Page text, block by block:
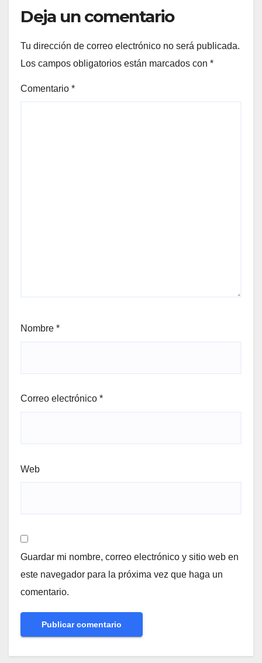
Deja un comentario
Tu dirección de correo electrónico no será publicada.
Los campos obligatorios están marcados con *
Comentario *
Nombre *
Correo electrónico *
Web
Guardar mi nombre, correo electrónico y sitio web en
este navegador para la próxima vez que haga un
comentario.